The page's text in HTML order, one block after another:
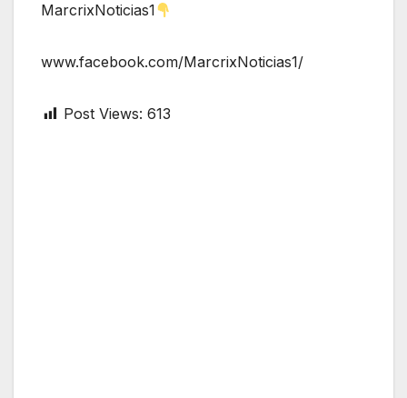
MarcrixNoticias1
www.facebook.com/MarcrixNoticias1/
Post Views: 613